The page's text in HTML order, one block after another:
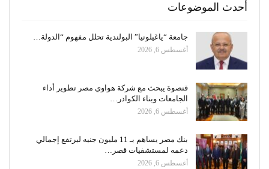
أحدث الموضوعات
جامعة “ياغيلونيا” البولندية تحلل مفهوم “الدولة…
أغسطس 6, 2026
قنصوة يبحث مع شركة هواوي مصر تطوير أداء
الجامعات وبناء الكوادر…
أغسطس 6, 2026
بنك مصر يساهم بـ 11 مليون جنيه ليرتفع إجمالي
دعمه لمستشفيات قصر…
أغسطس 6, 2026